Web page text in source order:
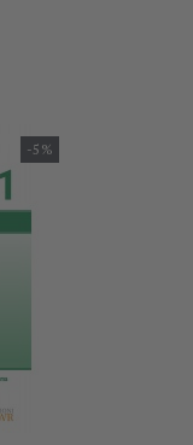
-5%